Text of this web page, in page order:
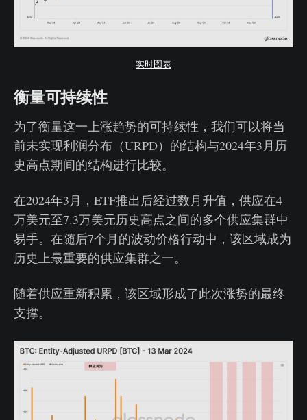
实时图表
衡量可持续性
为了衡量这一上涨趋势的可持续性，我们可以将当
前未实现利润分布（URPD）的结构与2024年3月历
史高点期间的结构进行比较。
在2024年3月，ETF推出后经过数月升值，供应在4
万美元至7.3万美元历史高点之间的多个供应集群中
易手。在随后7个月的波动价格行动中，该区域成为
历史上最重要的供应集群之一。
随着供应重新积累，该区域形成了此次涨势的最终
支撑。